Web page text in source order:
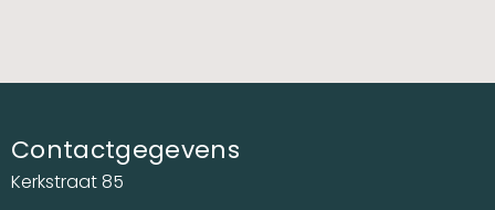
Contactgegevens
Kerkstraat 85